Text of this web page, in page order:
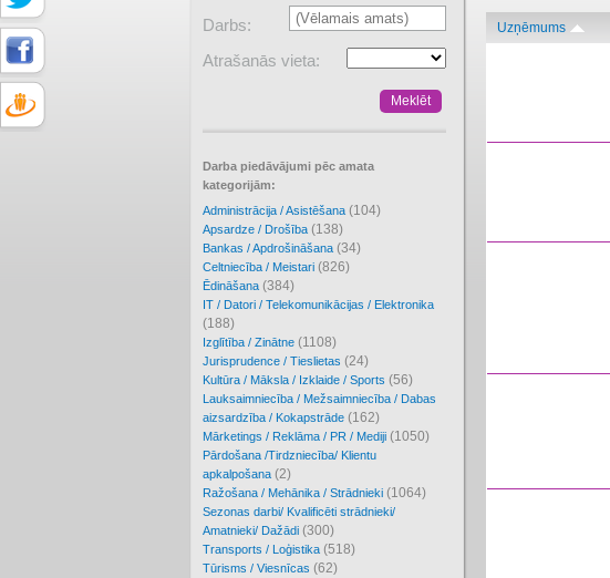
Darbs:
Atrašanās vieta:
Darba piedāvājumi pēc amata
kategorijām:
Administrācija / Asistēšana (104)
Apsardze / Drošība (138)
Bankas / Apdrošināšana (34)
Celtniecība / Meistari (826)
Ēdināšana (384)
IT / Datori / Telekomunikācijas / Elektronika
(188)
Izglītība / Zinātne (1108)
Jurisprudence / Tieslietas (24)
Kultūra / Māksla / Izklaide / Sports (56)
Lauksaimniecība / Mežsaimniecība / Dabas
aizsardzība / Kokapstrāde (162)
Mārketings / Reklāma / PR / Mediji (1050)
Pārdošana /Tirdzniecība/ Klientu
apkalpošana (2)
Ražošana / Mehānika / Strādnieki (1064)
Sezonas darbi/ Kvalificēti strādnieki/
Amatnieki/ Dažādi (300)
Transports / Loģistika (518)
Tūrisms / Viesnīcas (62)
Uzņēmums